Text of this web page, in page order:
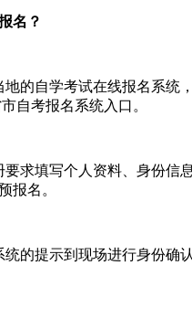
名？
地的自学考试在线报名系统
自考报名系统入口。
要求填写个人资料、身份信
报名。
统的提示到现场进行身份确